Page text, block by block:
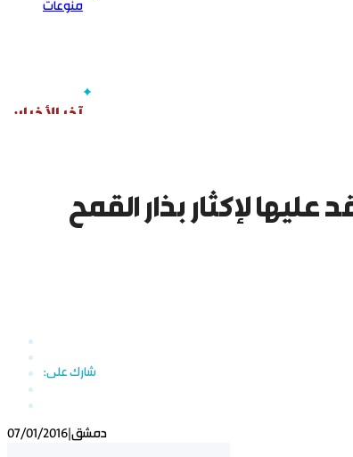
منوعات
عليها لإكثار بذار القمح
07/01/2016 دمشق